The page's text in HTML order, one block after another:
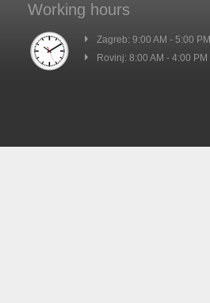
Working hours
Zagreb: 9:00 AM - 5:00 PM
Rovinj: 8:00 AM - 4:00 PM